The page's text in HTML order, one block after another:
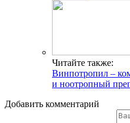
Читайте также:
Винпотропил –
и ноотропный
Добавить комментарий